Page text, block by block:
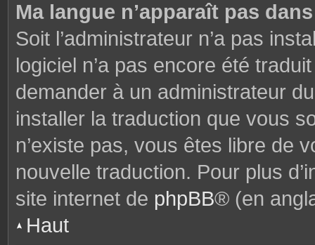
Ma langue n’apparaît pas
Soit l’administrateur n’a pas
logiciel n’a pas encore été
demander à un administrateur
installer la traduction que vous
n’existe pas, vous êtes libre de
nouvelle traduction. Pour plus
site internet de phpBB® (en
Haut